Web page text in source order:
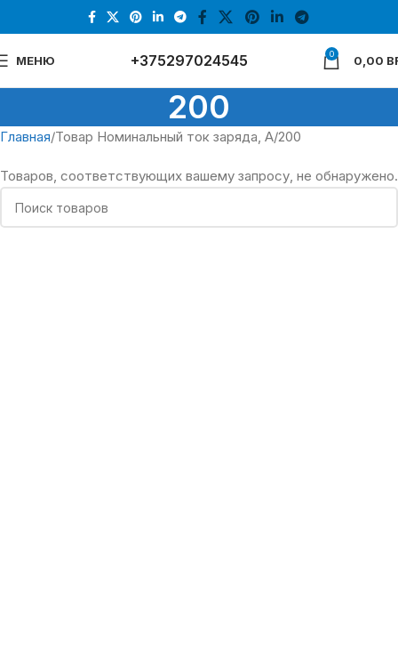
МЕНЮ +375297024545 0 0,00
200
Главная Товар Номинальный ток заряда, А 200
Товаров, соответствующих вашему запросу, не обнаружено.